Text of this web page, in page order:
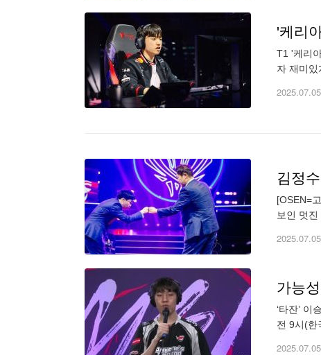
'케리
T1 '케리
자 재미
[OSEN=
보인 멋
가능
‘타잔’
전 9시(한